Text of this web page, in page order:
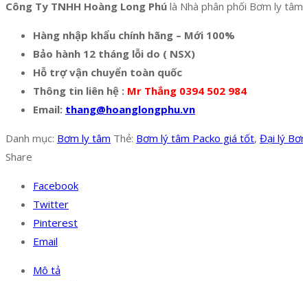
Công Ty TNHH Hoàng Long Phú là Nhà phân phối Bơm ly
Hàng nhập khẩu chính hãng – Mới 100%
Bảo hành 12 tháng lỗi do ( NSX)
Hỗ trợ vận chuyển toàn quốc
Thông tin liên hệ : Mr Thắng 0394 502 984
Email: thang@hoanglongphu.vn
Danh mục: Bơm ly tâm Thẻ: Bơm lý tâm Packo giá tốt, Đại lý
Share
Facebook
Twitter
Pinterest
Email
Mô tả